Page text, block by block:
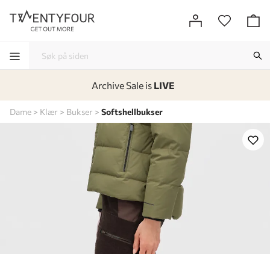
Lagt i kurven, utmerket valg! Til kassen
Dame Klær Bukser Softshellbukser
Archive Sale is LIVE
-
-
-
-